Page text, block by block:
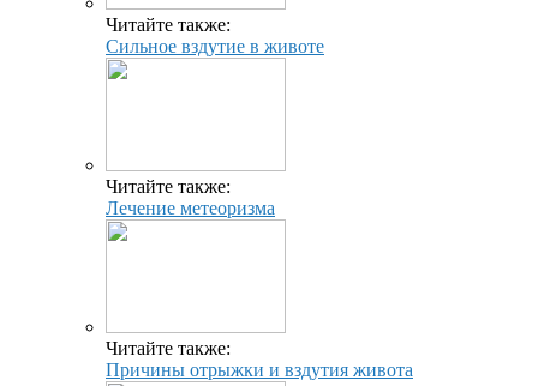
Читайте также:
Сильное вздутие в животе
Читайте также:
Лечение метеоризма
Читайте также:
Причины отрыжки и вздутия живота